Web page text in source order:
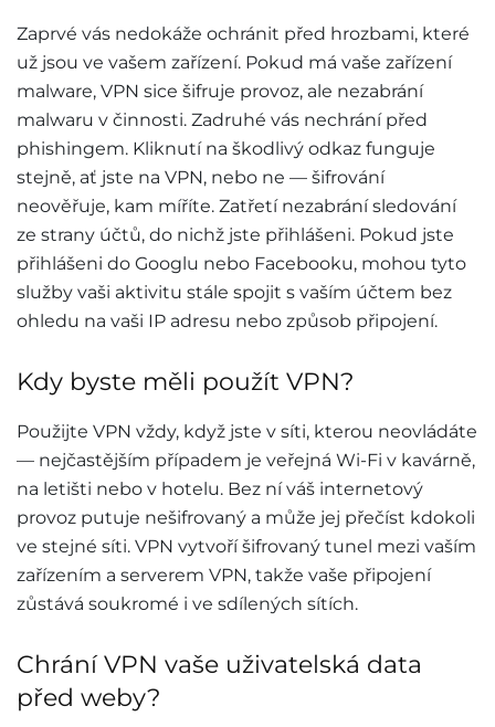
Zaprvé vás nedokáže ochránit před hrozbami, které
už jsou ve vašem zařízení. Pokud má vaše zařízení
malware, VPN sice šifruje provoz, ale nezabrání
malwaru v činnosti. Zadruhé vás nechrání před
phishingem. Kliknutí na škodlivý odkaz funguje
stejně, ať jste na VPN, nebo ne — šifrování
neověřuje, kam míříte. Zatřetí nezabrání sledování
ze strany účtů, do nichž jste přihlášeni. Pokud jste
přihlášeni do Googlu nebo Facebooku, mohou tyto
služby vaši aktivitu stále spojit s vaším účtem bez
ohledu na vaši IP adresu nebo způsob připojení.
Kdy byste měli použít VPN?
Použijte VPN vždy, když jste v síti, kterou neovládáte
— nejčastějším případem je veřejná Wi-Fi v kavárně,
na letišti nebo v hotelu. Bez ní váš internetový
provoz putuje nešifrovaný a může jej přečíst kdokoli
ve stejné síti. VPN vytvoří šifrovaný tunel mezi vaším
zařízením a serverem VPN, takže vaše připojení
zůstává soukromé i ve sdílených sítích.
Chrání VPN vaše uživatelská data
před weby?